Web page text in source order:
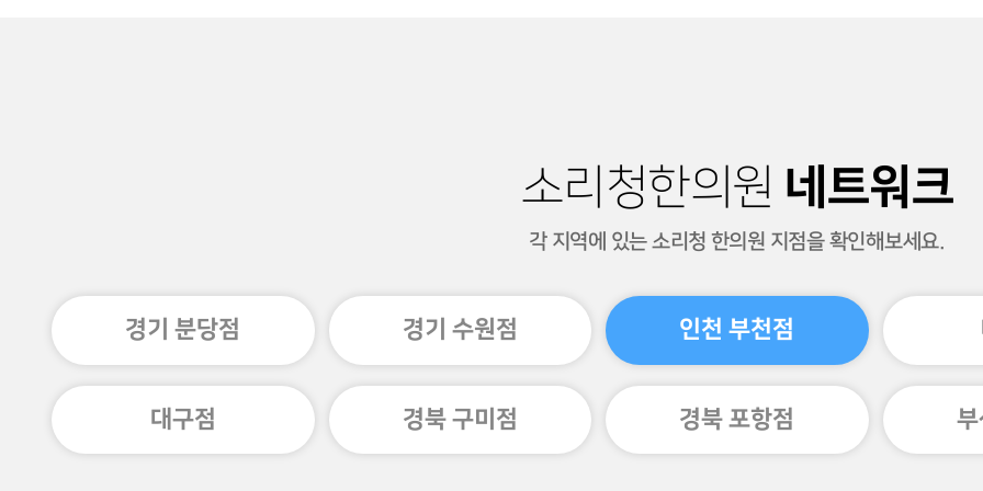
소리청한의원 네트워크
각 지역에 있는 소리청 한의원 지점을 확인해보세요.
경기 분당점 경기 수원점 인천 부천점
대구점 경북 구미점 경북 포항점